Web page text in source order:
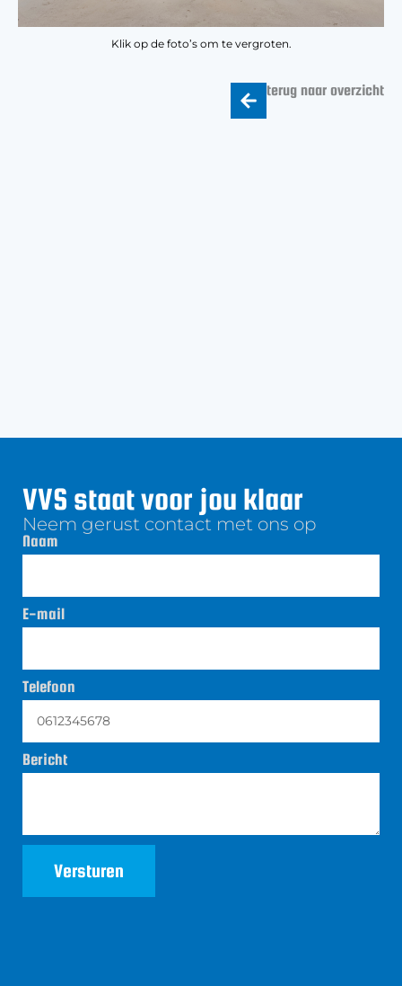
Klik op de foto’s om te vergroten.
terug naar overzicht
VVS staat voor jou klaar
Neem gerust contact met ons op
Naam
E-mail
Telefoon
Bericht
Versturen